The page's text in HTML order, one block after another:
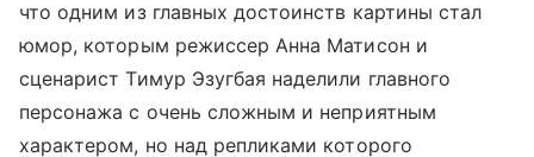
что одним из главных достоинств картины стал
юмор, которым режиссер Анна Матисон и
сценарист Тимур Эзугбая наделили главного
персонажа с очень сложным и неприятным
характером, но над репликами которого